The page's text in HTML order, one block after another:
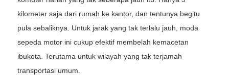
kilometer saja dari rumah ke kantor, dan tentunya begitu
pula sebaliknya. Untuk jarak yang tak terlalu jauh, moda
sepeda motor ini cukup efektif membelah kemacetan
ibukota. Terutama untuk wilayah yang tak terjamah
transportasi umum.